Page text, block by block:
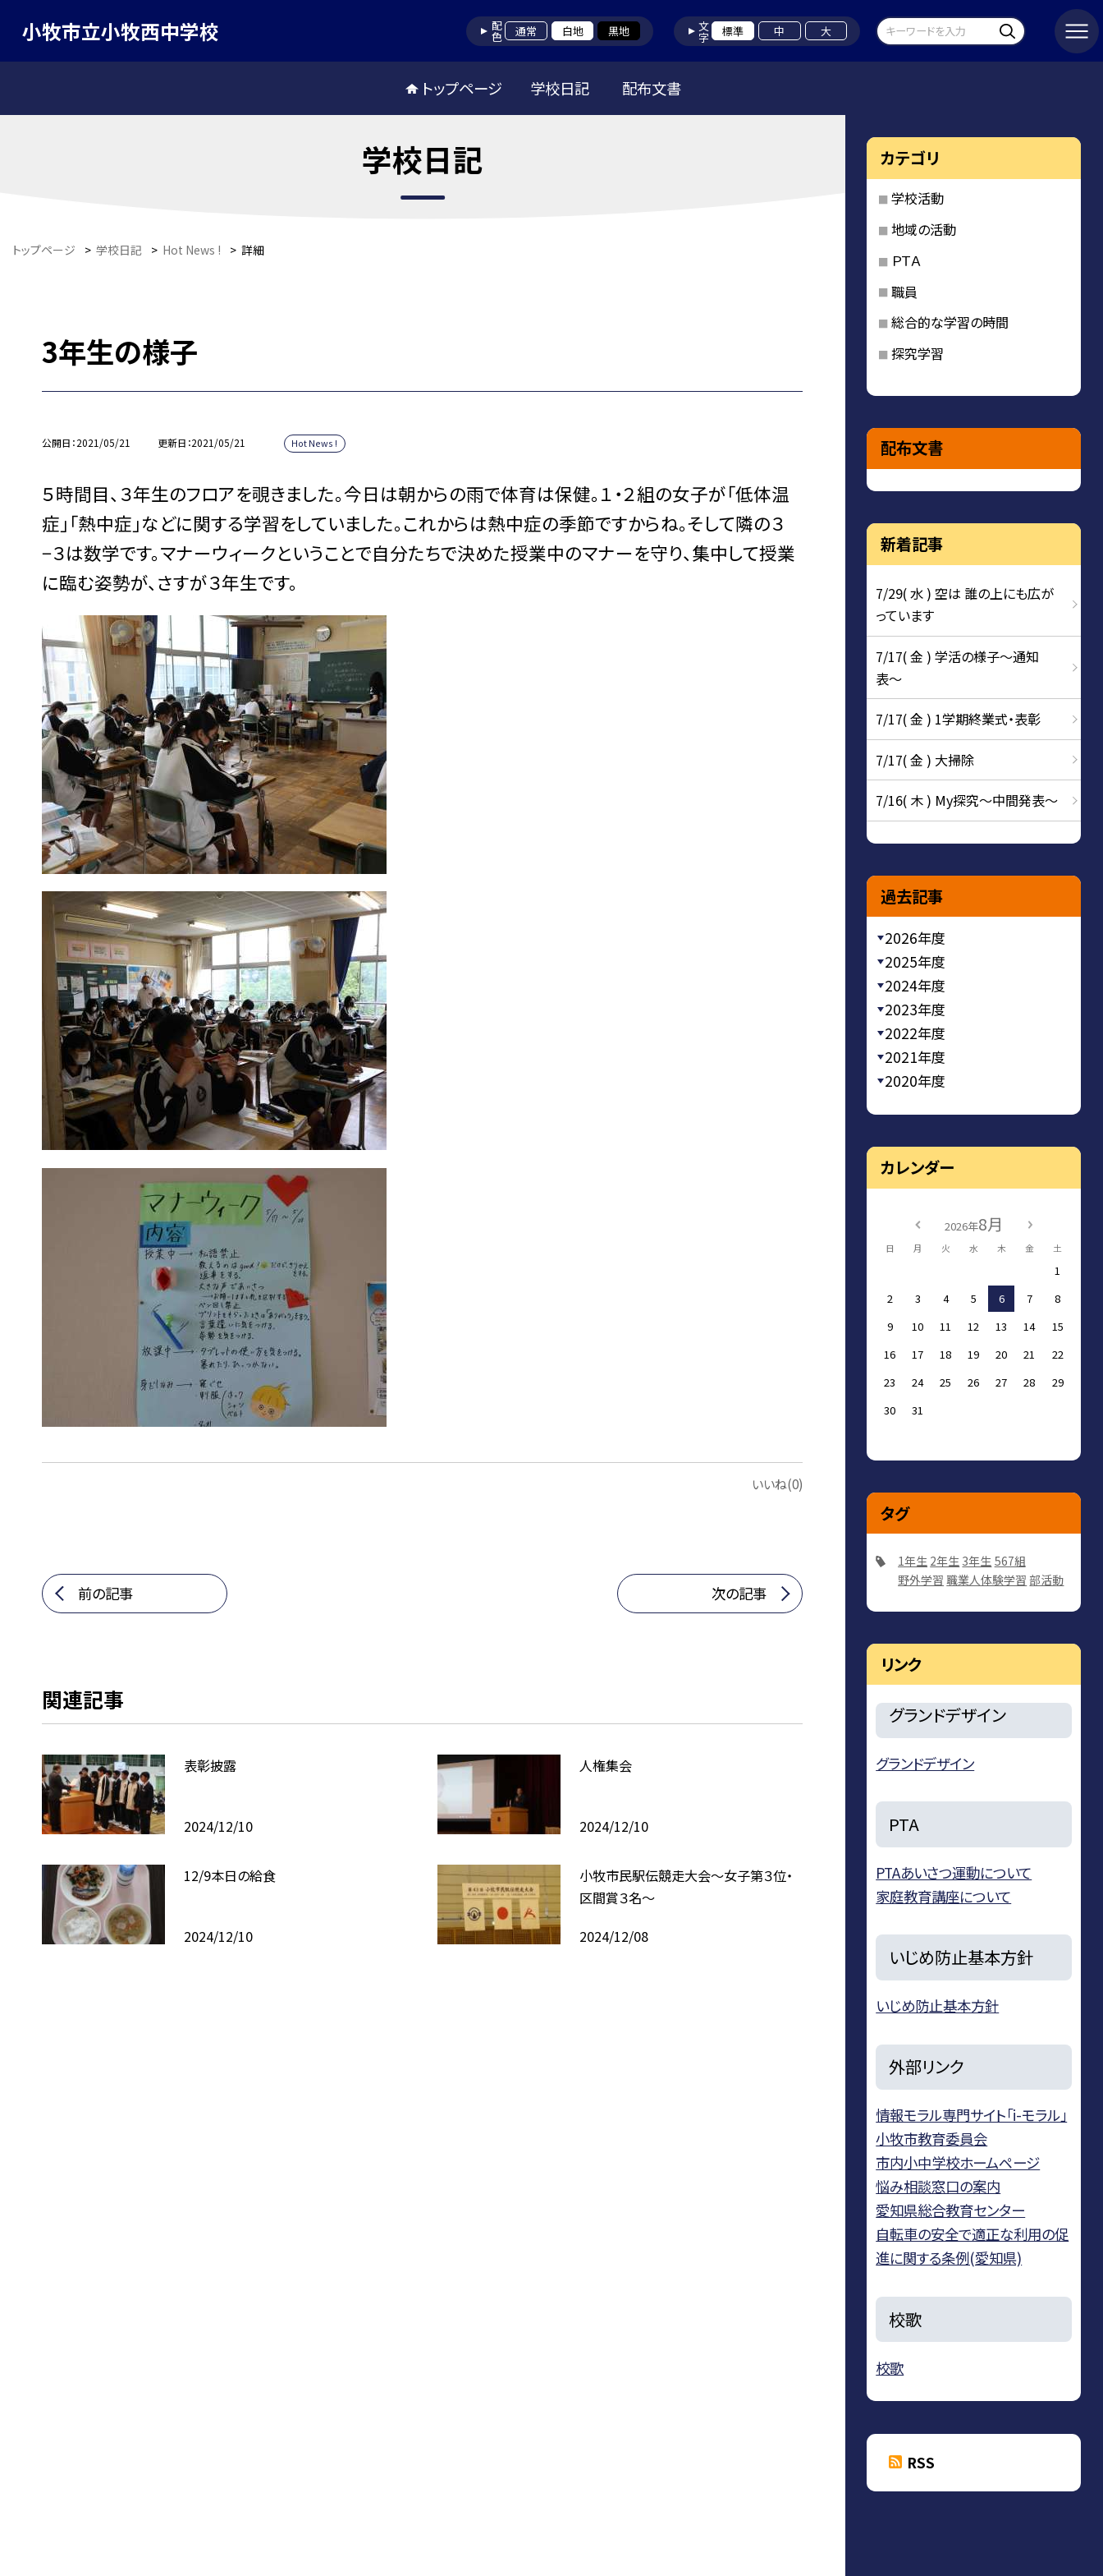
小牧市立小牧西中学校 配色 通常 白地 黒地 文字 標準 中 大
トップページ 学校日記 配布文書
学校日記
トップページ > 学校日記 > Hot News ! > 詳細
3年生の様子
公開日 2021/05/21 更新日 2021/05/21 Hot News !
５時間目、３年生のフロアを覗きました。今日は朝からの雨で体育は保健。１・２組の女子が「低体温
症」「熱中症」などに関する学習をしていました。これからは熱中症の季節ですからね。そして隣の３
−３は数学です。マナーウィークということで自分たちで決めた授業中のマナーを守り、集中して授業
に臨む姿勢が、さすが３年生です。
いいね(0)
前の記事 次の記事
関連記事
表彰披露
2024/12/10
人権集会
2024/12/10
12/9本日の給食
2024/12/10
小牧市民駅伝競走大会〜女子第３位・
区間賞３名〜
2024/12/08
カテゴリ
学校活動
地域の活動
ＰＴＡ
職員
総合的な学習の時間
探究学習
配布文書
新着記事
7/29( 水 ) 空は 誰の上にも広が
っています
7/17( 金 ) 学活の様子〜通知
表〜
7/17( 金 ) 1学期終業式・表彰
7/17( 金 ) 大掃除
7/16( 木 ) My探究～中間発表～
過去記事
2026年度
2025年度
2024年度
2023年度
2022年度
2021年度
2020年度
カレンダー
2026年8月
日 月 火 水 木 金 土
1
2
3 4 5 6 7
8
9
10 11 12 13 14
15
16
17 18 19 20 21
22
23
24 25 26 27 28
29
30
31
タグ
1年生 2年生 3年生 567組
野外学習 職業人体験学習 部活動
リンク
グランドデザイン
グランドデザイン
PTA
PTAあいさつ運動について
家庭教育講座について
いじめ防止基本方針
いじめ防止基本方針
外部リンク
情報モラル専門サイト「i-モラル」
小牧市教育委員会
市内小中学校ホームページ
悩み相談窓口の案内
愛知県総合教育センター
自転車の安全で適正な利用の促
進に関する条例(愛知県)
校歌
校歌
RSS